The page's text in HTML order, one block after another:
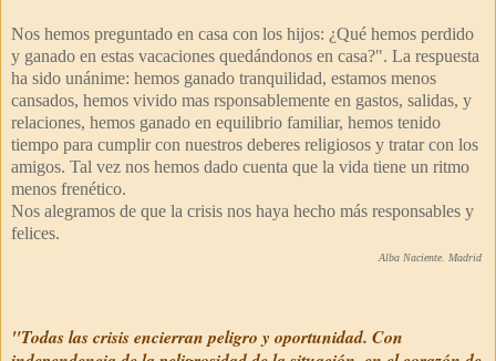
Nos hemos preguntado en casa con los hijos: ¿Qué hemos perdido
y ganado en estas vacaciones quedándonos en casa?". La respuesta
ha sido unánime: hemos ganado tranquilidad, estamos menos
cansados, hemos vivido mas rsponsablemente en gastos, salidas, y
relaciones, hemos ganado en equilibrio familiar, hemos tenido
tiempo para cumplir con nuestros deberes religiosos y tratar con los
amigos. Tal vez nos hemos dado cuenta que la vida tiene un ritmo
menos frenético.
Nos alegramos de que la crisis nos haya hecho más responsables y
felices.
Alba Naciente. Madrid
"Todas las crisis encierran peligro y oportunidad. Con